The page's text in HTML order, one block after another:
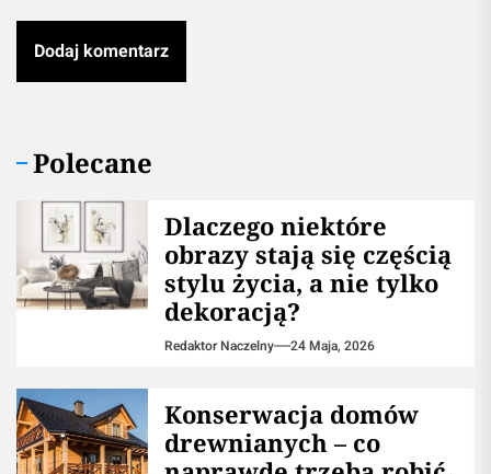
Polecane
Dlaczego niektóre
obrazy stają się częścią
stylu życia, a nie tylko
dekoracją?
Redaktor Naczelny 24 Maja, 2026
Konserwacja domów
drewnianych – co